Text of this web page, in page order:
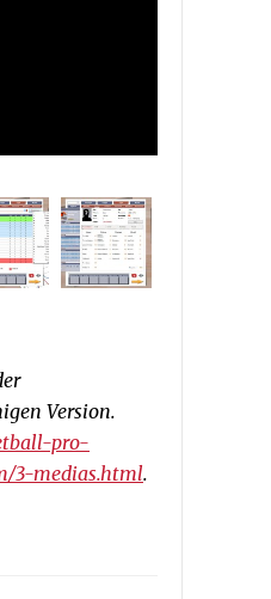
Version.
pro-
3-medias.html.